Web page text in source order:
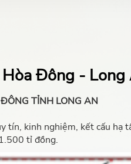
Đông - Long
TỈNH LONG AN
kinh nghiệm, kết cấu hạ
tỉ đồng.